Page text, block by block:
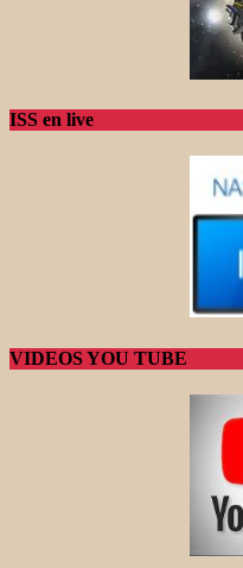
ISS en live
VIDEOS YOU TUBE